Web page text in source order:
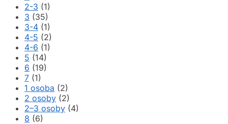
2-3 (1)
3 (35)
3-4 (1)
4-5 (2)
4-6 (1)
5 (14)
6 (19)
7 (1)
1 osoba (2)
2 osoby (2)
2–3 osoby (4)
8 (6)